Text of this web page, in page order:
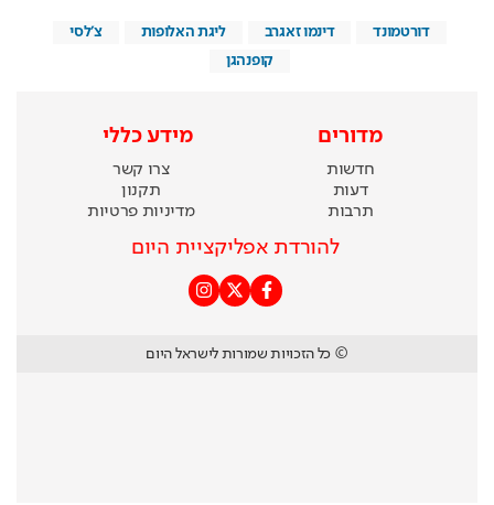
דורטמונד דינמו זאגרב ליגת האלופות
צ'לסי
קופנהגן
מדורים
חדשות
דעות
תרבות
מידע כללי
צרו קשר
תקנון
מדיניות פרטיות
להורדת אפליקציית היום
© כל הזכויות שמורות לישראל היום